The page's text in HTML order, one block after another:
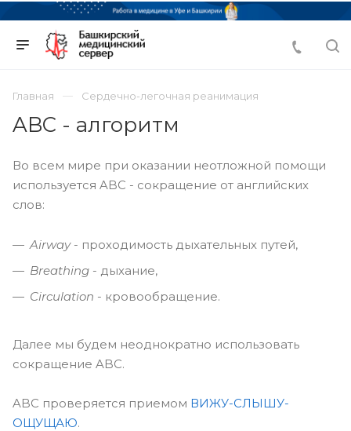
Главная Сердечно-легочная реанимация
ABC - алгоритм
Во всем мире при оказании неотложной помощи
используется ABC - сокращение от английских
слов:
Airway- проходимость дыхательных путей,
Breathing - дыхание,
Circulation - кровообращение.
Далее мы будем неоднократно использовать
сокращение ABC.
ABC проверяется приемом ВИЖУ-СЛЫШУ-
ОЩУЩАЮ.